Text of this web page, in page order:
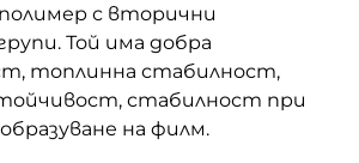
полимер с вторични
Той има добра
топлинна стабилност,
стабилност при
на филм.